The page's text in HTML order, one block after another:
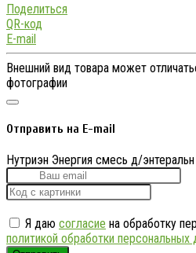
Поделиться
QR-код
E-mail
Внешний вид товара может
фотографии
Отправить на E-mail
Нутриэн Энергия смесь д/
Я даю согласие на обработку
политикой обработки персональных